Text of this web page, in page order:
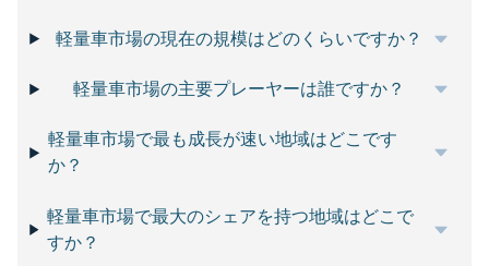
軽量車市場の現在の規模はどのくらいですか？
軽量車市場の主要プレーヤーは誰ですか？
軽量車市場で最も成長が速い地域はどこです
か？
軽量車市場で最大のシェアを持つ地域はどこで
すか？